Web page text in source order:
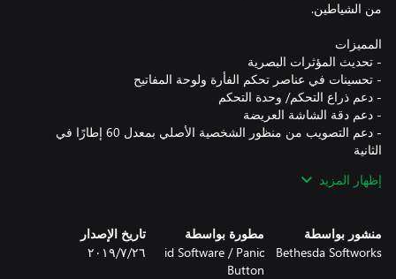
- دعم التصويب من منظور الشخصية الأصلي بمعدل 60 إطارًا في
*يلزم توافر حساب على Bethesda.net. راجع اتفاقية ترخيص
المستخدم النهائي، وبنود الخدمة، وسياسة الخصوصية، وتفاصيل
إظهار المزيد
منشور بواسطة
Bethesda Softworks
مطورة بواسطة
id Software / Panic
Button
تاريخ الإصدار
٢٦‏/٧‏/٢٠١٩